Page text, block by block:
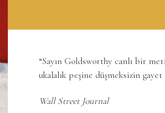
“Sayın Goldsworthy canlı bir
ukalalık peşine düşmeksizin
Wall Street Journal